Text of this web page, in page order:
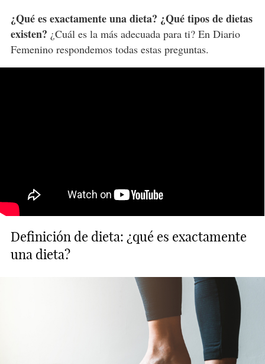
¿Qué es exactamente una dieta? ¿Qué tipos de dietas
existen? ¿Cuál es la más adecuada para ti? En Diario
Femenino respondemos todas estas preguntas.
Definición de dieta: ¿qué es exactamente
una dieta?